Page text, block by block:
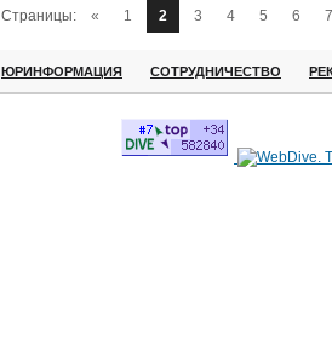
Страницы: « 1 2 3 4 5 6 7
ЮРИНФОРМАЦИЯ СОТРУДНИЧЕСТВО